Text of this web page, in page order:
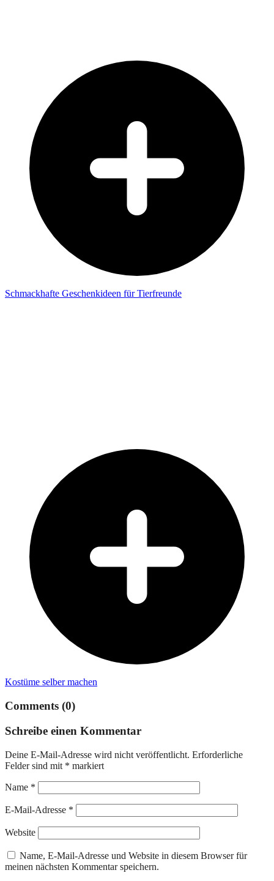
Schmackhafte Geschenkideen für Tierfreunde
Kostüme selber machen
Comments (0)
Schreibe einen Kommentar
Deine E-Mail-Adresse wird nicht veröffentlicht. Erforderliche
Felder sind mit * markiert
Name *
E-Mail-Adresse *
Website
Name, E-Mail-Adresse und Website in diesem Browser für
meinen nächsten Kommentar speichern.